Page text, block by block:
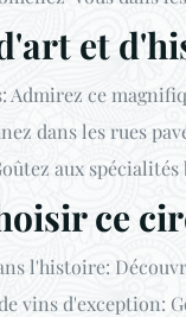
et
Admirez ce
dans les rues
aux
ce
l'histoire:
vins d'exception: